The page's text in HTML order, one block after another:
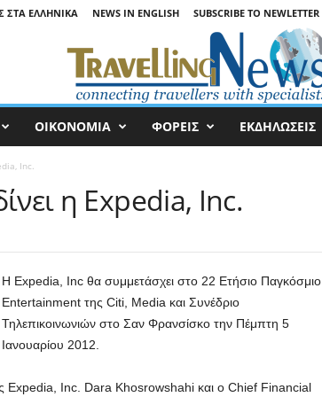
ΣΤΑ ΕΛΛΗΝΙΚΆ NEWS IN ENGLISH SUBSCRIBE TO NEWLETTER
ΟΙΚΟΝΟΜΙΑ ΦΟΡΕΙΣ ΕΚΔΗΛΩΣΕΙΣ
Inc.
η Expedia, Inc.
Η Expedia, Inc θα συμμετάσχει στο 22 Ετήσιο Παγκόσμιο
Entertainment της Citi, Media και Συνέδριο
Τηλεπικοινωνιών στο Σαν Φρανσίσκο την Πέμπτη 5
Ιανουαρίου 2012.
Expedia, Inc. Dara Khosrowshahi και ο Chief Financial